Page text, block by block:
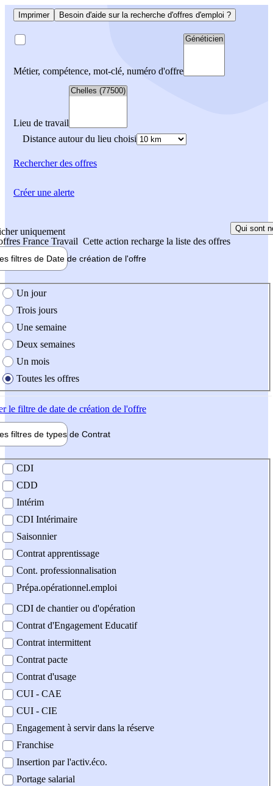
Imprimer Besoin d'aide sur la recherche d'offres d'emploi ?
Métier, compétence, mot-clé, numéro d'offre
Lieu de travail
Distance autour du lieu choisi
Rechercherdes offres
uniquement
France Travail Cette action recharge la liste des offres
Qui sont
filtres de Date de création de l'offre
création de l'offre
Un jour
Trois jours
Une semaine
Deux semaines
Un mois
Toutes les offres
le filtre de date de création de l'offre
filtres de types de Contrat
contrat
CDI
CDD
Intérim
CDI Intérimaire
Saisonnier
Contrat apprentissage
Cont. professionnalisation
Prépa.opérationnel.emploi
CDI de chantier ou d'opération
Contrat d'Engagement Educatif
Contrat intermittent
Contrat pacte
Contrat d'usage
CUI - CAE
CUI - CIE
Engagement à servir dans la réserve
Franchise
Insertion par l'activ.éco.
Portage salarial
Créer une alerte